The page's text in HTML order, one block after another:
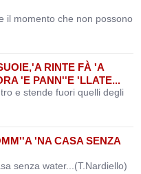
il momento che non possono
RINTE FÀ 'A
'E PANN''E 'LLATE...
e stende fuori quelli degli
'NA CASA SENZA
senza water...(T.Nardiello)